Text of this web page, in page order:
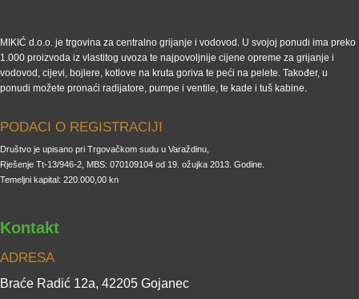
MIKIĆ d.o.o. je trgovina za centralno grijanje i vodovod. U svojoj ponudi ima preko
1.000 proizvoda iz vlastitog uvoza te najpovoljnije cijene opreme za grijanje i
vodovod, cijevi, bojlere, kotlove na kruta goriva te peći na pelete. Također, u
ponudi možete pronaći radijatore, pumpe i ventile, te kade i tuš kabine.
PODACI O REGISTRACIJI
Društvo je upisano pri Trgovačkom sudu u Varaždinu,
Rješenje Tt-13/946-2, MBS: 070109104 od 19. ožujka 2013. Godine.
Temeljni kapital: 220.000,00 kn
Kontakt
ADRESA
Braće Radić 12a, 42205 Gojanec